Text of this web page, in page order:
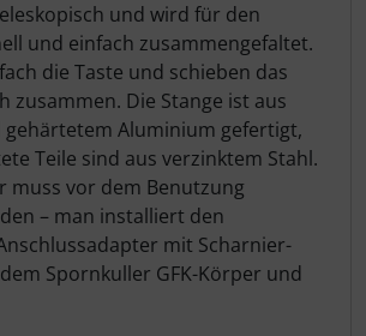
und wird für den
und einfach zusammengefaltet.
die Taste und schieben das
zusammen. Die Stange ist aus
Aluminium gefertigt,
Teile sind aus verzinktem Stahl.
muss vor dem Benutzung
– man installiert den
mit Scharnier-
Spornkuller GFK-Körper und